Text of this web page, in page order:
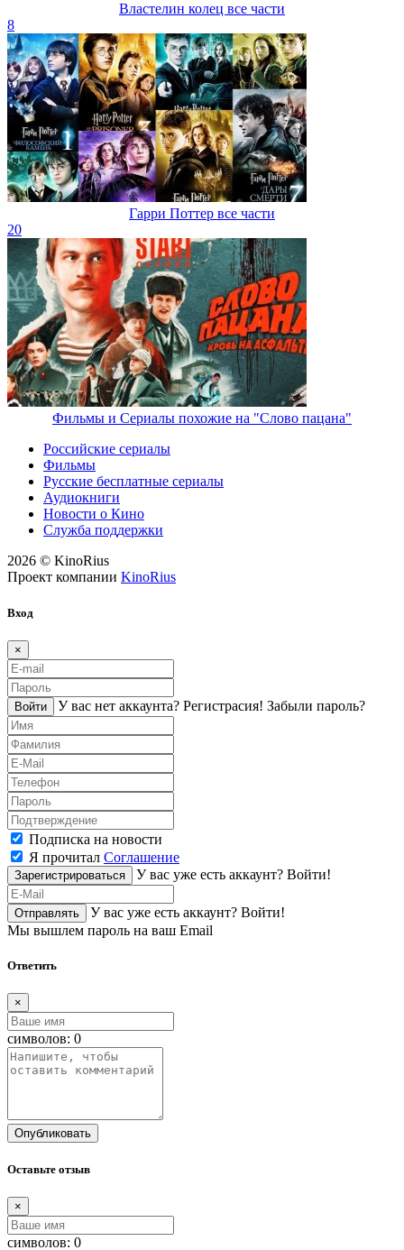
Властелин колец все части
8
Гарри Поттер все части
20
Фильмы и Сериалы похожие на "Слово пацана"
Российские сериалы
Фильмы
Русские бесплатные сериалы
Аудиокниги
Новости о Кино
Служба поддержки
2026 © KinoRius
Проект компании KinoRius
Вход
×
Войти У вас нет аккаунта? Регистраcия! Забыли пароль?
Подписка на новости
Я прочитал Соглашение
Зарегистрироваться У вас уже есть аккаунт? Войти!
Отправлять У вас уже есть аккаунт? Войти!
Мы вышлем пароль на ваш Email
Ответить
×
символов: 0
Опубликовать
Оставьте отзыв
×
символов: 0